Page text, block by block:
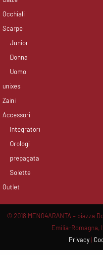
Occhiali
Scarpe
Junior
Donna
Uomo
unixes
Zaini
Accessori
Integratori
Orologi
prepagata
Solette
Outlet
© 2018 MENO4ARANTA – piazza
Emilia-Romagna,
Privacy|